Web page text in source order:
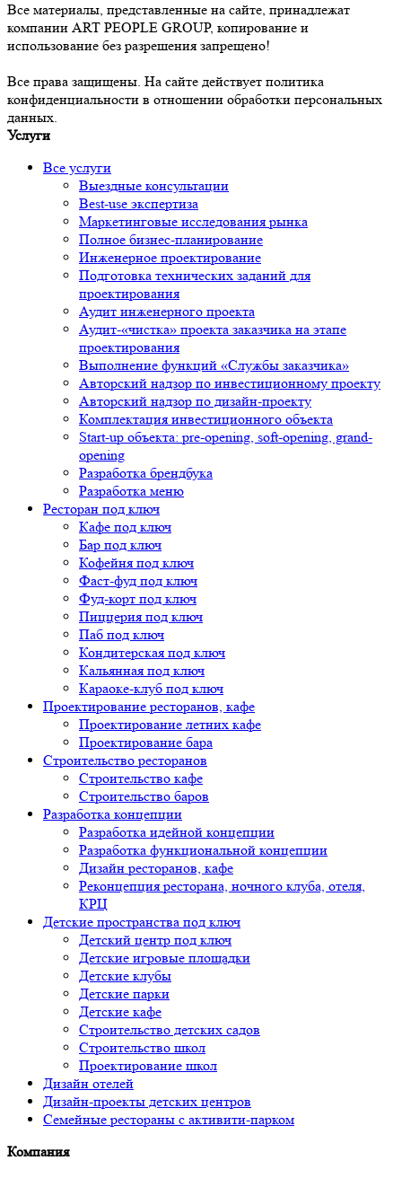
Все материалы, представленные на сайте, принадлежат
компании ART PEOPLE GROUP, копирование и
использование без разрешения запрещено!
Все права защищены. На сайте действует политика
конфиденциальности в отношении обработки персональных
данных.
Услуги
Все услуги
Выездные консультации
Best-use экспертиза
Маркетинговые исследования рынка
Полное бизнес-планирование
Инженерное проектирование
Подготовка технических заданий для
проектирования
Аудит инженерного проекта
Аудит-«чистка» проекта заказчика на этапе
проектирования
Выполнение функций «Службы заказчика»
Авторский надзор по инвестиционному проекту
Авторский надзор по дизайн-проекту
Комплектация инвестиционного объекта
Start-up объекта: pre-opening, soft-opening, grand-
opening
Разработка брендбука
Разработка меню
Ресторан под ключ
Кафе под ключ
Бар под ключ
Кофейня под ключ
Фаст-фуд под ключ
Фуд-корт под ключ
Пиццерия под ключ
Паб под ключ
Кондитерская под ключ
Кальянная под ключ
Караоке-клуб под ключ
Проектирование ресторанов, кафе
Проектирование летних кафе
Проектирование бара
Строительство ресторанов
Строительство кафе
Строительство баров
Разработка концепции
Разработка идейной концепции
Разработка функциональной концепции
Дизайн ресторанов, кафе
Реконцепция ресторана, ночного клуба, отеля,
КРЦ
Детские пространства под ключ
Детский центр под ключ
Детские игровые площадки
Детские клубы
Детские парки
Детские кафе
Строительство детских садов
Строительство школ
Проектирование школ
Дизайн отелей
Дизайн-проекты детских центров
Семейные рестораны с активити-парком
Компания